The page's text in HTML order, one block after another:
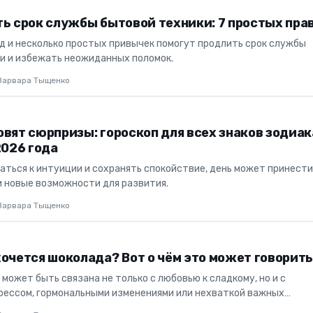
срок службы бытовой техники: 7 простых
и несколько простых привычек помогут продлить срок службы
и избежать неожиданных поломок.
Тыщенко
сюрпризы: гороскоп для всех знаков
года
к интуиции и сохранять спокойствие, день может принести
новые возможности для развития.
Тыщенко
шоколада? Вот о чём это может говорить
быть связана не только с любовью к сладкому, но и с
гормональными изменениями или нехваткой важных